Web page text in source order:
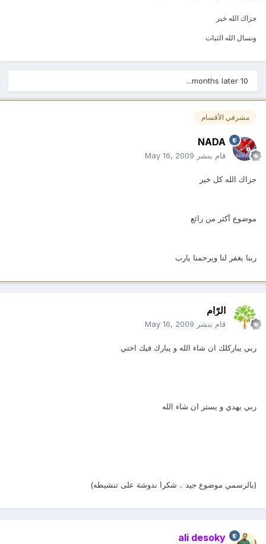
جزاك الله خير
ونسال الله الثبات
10 months later...
مشرفي الأقسام
NADA
قام بنشر May 16, 2009
جزاك الله كل خير
موضوع أكثر من رائع
ربنا يغفر لنا ويرحمنا يارب
الرّام
قام بنشر May 16, 2009
ربي يباركلك ان شاء الله و يبارك فيك اختي
ربي يهدي و يستر ان شاء الله
(بالرسمي موضوع جيد .. شكرا ندوشة على تنشيطه)
ali desoky